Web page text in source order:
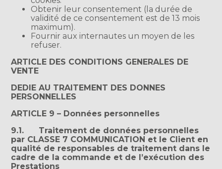
Obtenir leur consentement (la durée de
validité de ce consentement est de 13 mois
maximum).
Fournir aux internautes un moyen de les
refuser.
ARTICLE DES CONDITIONS GENERALES DE
VENTE
DEDIE AU TRAITEMENT DES DONNES
PERSONNELLES
ARTICLE 9 – Données personnelles
9.1. Traitement de données personnelles
par CLASSE 7 COMMUNICATION et le Client en
qualité de responsables de traitement dans le
cadre de la commande et de l’exécution des
Prestations